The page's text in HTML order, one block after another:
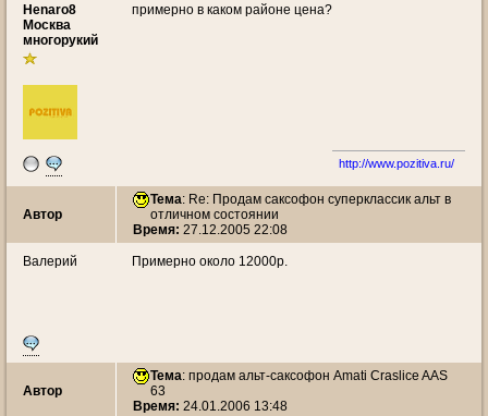
Henaro8
Москва
многорукий
примерно в каком районе цена?
http://www.pozitiva.ru/
Автор
Тема: Re: Продам саксофон суперклассик альт в
отличном состоянии
Время: 27.12.2005 22:08
Валерий Примерно около 12000р.
Автор
Тема: продам альт-саксофон Amati Craslice AAS
63
Время: 24.01.2006 13:48